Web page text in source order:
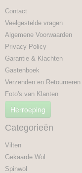
Contact
Veelgestelde vragen
Algemene Voorwaarden
Privacy Policy
Garantie & Klachten
Gastenboek
Verzenden en Retourneren
Foto's van Klanten
Herroeping
Categorieën
Vilten
Gekaarde Wol
Spinwol